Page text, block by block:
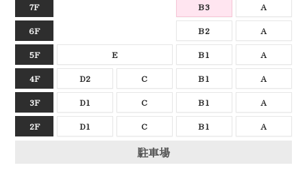
7F B3 A
6F B2 A
5F E B1 A
4F D2 C B1 A
3F D1 C B1 A
2F D1 C B1 A
駐車場